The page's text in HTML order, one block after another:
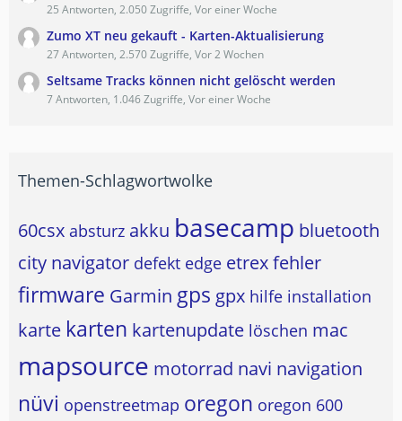
25 Antworten, 2.050 Zugriffe, Vor einer Woche
Zumo XT neu gekauft - Karten-Aktualisierung
27 Antworten, 2.570 Zugriffe, Vor 2 Wochen
Seltsame Tracks können nicht gelöscht werden
7 Antworten, 1.046 Zugriffe, Vor einer Woche
Themen-Schlagwortwolke
60csx absturz akku basecamp bluetooth
city navigator defekt edge etrexfehler
firmware Garmin gps gpx hilfe installation
karte karten kartenupdate löschen mac
mapsource motorrad navi navigation
nüvi openstreetmap oregon oregon 600